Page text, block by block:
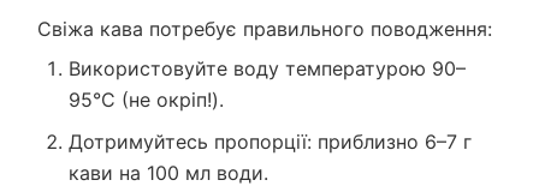
Свіжа кава потребує правильного поводження:
Використовуйте воду температурою 90–
95°C (не окріп!).
Дотримуйтесь пропорції: приблизно 6–7 г
кави на 100 мл води.